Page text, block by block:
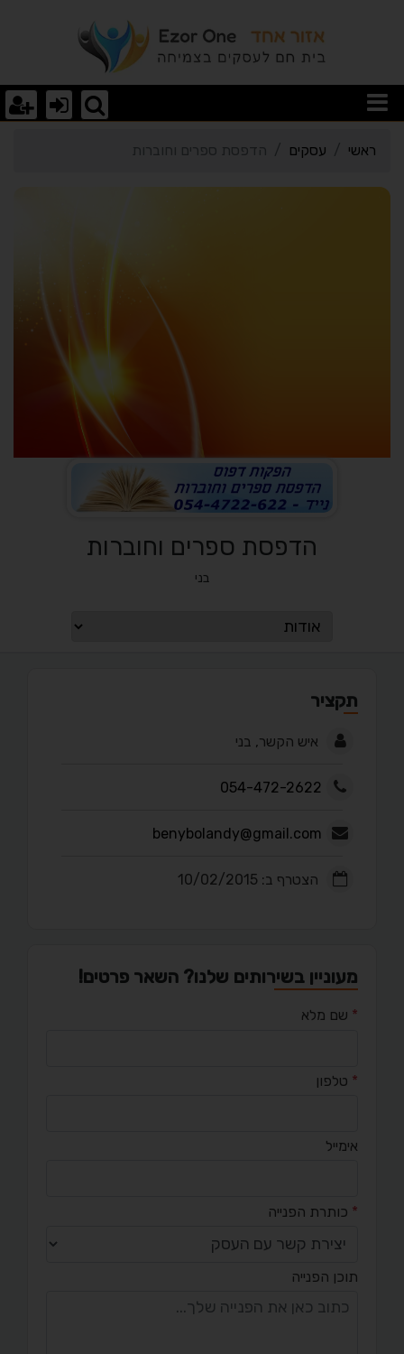
פרטי כרטיס העסק הדפסת
ראשי עסקים הדפסת ספרים וחוברות
הדפסת ספרים וחוברות
בני
תקציר
איש הקשר, בני
054-472-2622
benybolandy@gmail.com
הצטרף ב: 10/02/2015
מעוניין בשירותים שלנו? השאר פרטים!
* שם מלא
* טלפון
אימייל
* כותרת הפנייה
תוכן הפנייה